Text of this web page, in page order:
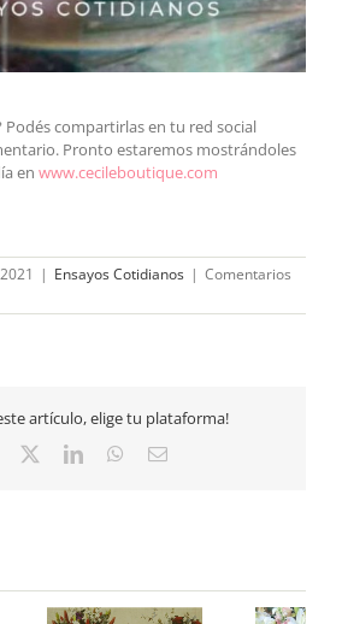
Podés compartirlas en tu red social
Pronto estaremos mostrándoles
en www.cecileboutique.com
| Ensayos Cotidianos | Comentarios
artículo, elige tu plataforma!
Facebook LinkedInWhatsApp
Email